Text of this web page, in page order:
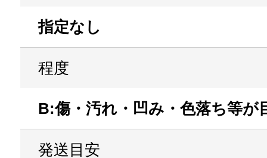
指定なし
程度
B:傷・汚れ・凹み・色落ち等が
発送目安